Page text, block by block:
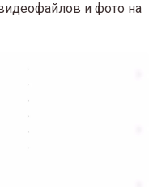
и фото на